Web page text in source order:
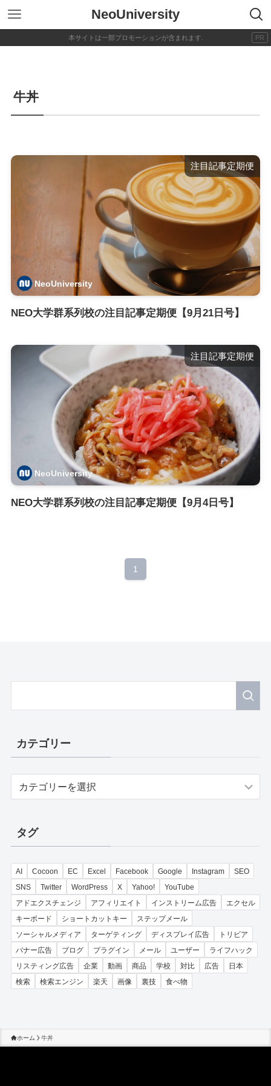
NeoUniversity
牛丼
注目記事定期便
NeoUniversity
NEO大学群系列校の注目記事定期便【9月21日号】
注目記事定期便
NeoUniversity
NEO大学群系列校の注目記事定期便【9月4日号】
1
カテゴリー
ー
タグ
AI Cocoon EC Excel Facebook Google Instagram
SEO
SNS
Twitter WordPress X Yahoo!
YouTube
アドエクスチェンジ
アフィリエイト インストリーム広告
エクセル
キーボード
ショートカットキー
ステップメール
ソーシャルメディア
ターゲティング ディスプレイ広告
トリビア
バナー広告
ブログ プラグイン メール ユーザー
ライフハック
リスティング広告
企業 動画 商品 学校 対比 広告
日本
検索
検索エンジン 楽天 画像 裏技 食べ物
ホーム 牛丼